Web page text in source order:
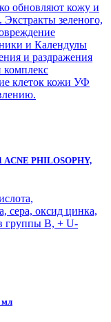
обновляют кожу и
зеленого,
и Календулы
и раздражения
клеток кожи УФ
PHILOSOPHY,
сера, оксид цинка,
группы В, + U-
мл